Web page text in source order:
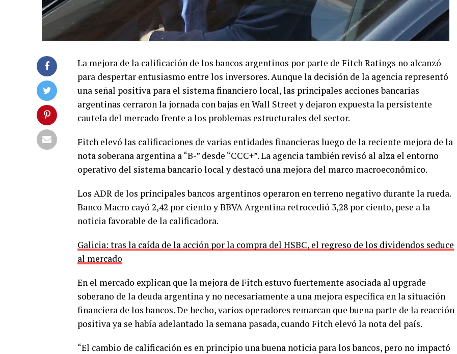
La mejora de la calificación de los bancos argentinos por parte de Fitch Ratings no alcanzó
para despertar entusiasmo entre los inversores. Aunque la decisión de la agencia representó
una señal positiva para el sistema financiero local, las principales acciones bancarias
argentinas cerraron la jornada con bajas en Wall Street y dejaron expuesta la persistente
cautela del mercado frente a los problemas estructurales del sector.
Fitch elevó las calificaciones de varias entidades financieras luego de la reciente mejora de la
nota soberana argentina a “B-” desde “CCC+”. La agencia también revisó al alza el entorno
operativo del sistema bancario local y destacó una mejora del marco macroeconómico.
Los ADR de los principales bancos argentinos operaron en terreno negativo durante la rueda.
Banco Macro cayó 2,42 por ciento y BBVA Argentina retrocedió 3,28 por ciento, pese a la
noticia favorable de la calificadora.
Galicia: tras la caída de la acción por la compra del HSBC, el regreso de los dividendos seduce
al mercado
En el mercado explican que la mejora de Fitch estuvo fuertemente asociada al upgrade
soberano de la deuda argentina y no necesariamente a una mejora específica en la situación
financiera de los bancos. De hecho, varios operadores remarcan que buena parte de la reacción
positiva ya se había adelantado la semana pasada, cuando Fitch elevó la nota del país.
“El cambio de calificación es en principio una buena noticia para los bancos, pero no impactó